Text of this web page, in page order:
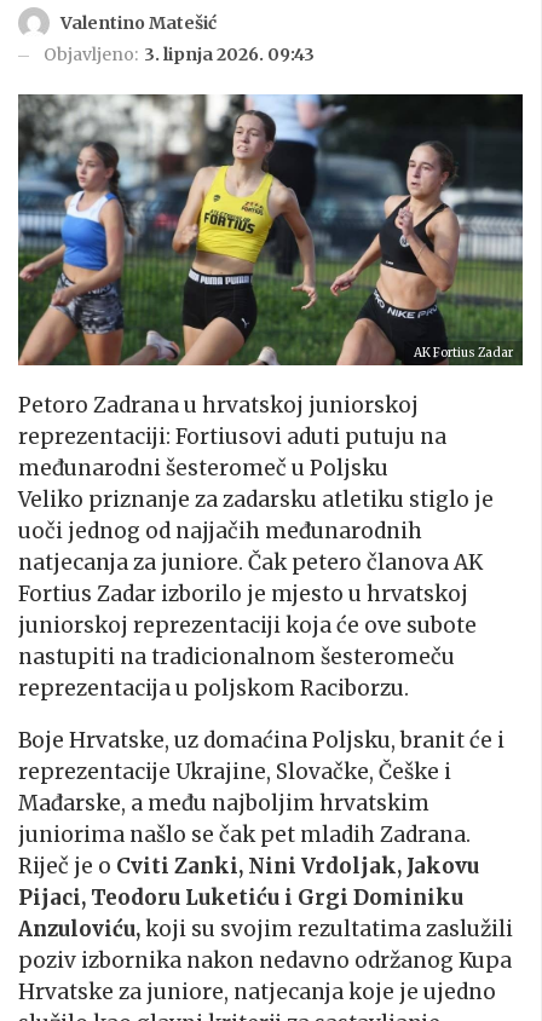
Valentino Matešić
Objavljeno: 3. lipnja 2026. 09:43
AK Fortius Zadar
Petoro Zadrana u hrvatskoj juniorskoj
reprezentaciji: Fortiusovi aduti putuju na
međunarodni šesteromeč u Poljsku
Veliko priznanje za zadarsku atletiku stiglo je
uoči jednog od najjačih međunarodnih
natjecanja za juniore. Čak petero članova AK
Fortius Zadar izborilo je mjesto u hrvatskoj
juniorskoj reprezentaciji koja će ove subote
nastupiti na tradicionalnom šesteromeču
reprezentacija u poljskom Raciborzu.
Boje Hrvatske, uz domaćina Poljsku, branit će i
reprezentacije Ukrajine, Slovačke, Češke i
Mađarske, a među najboljim hrvatskim
juniorima našlo se čak pet mladih Zadrana.
Riječ je o Cviti Zanki, Nini Vrdoljak, Jakovu
Pijaci, Teodoru Luketiću i Grgi Dominiku
Anzuloviću,koji su svojim rezultatima zaslužili
poziv izbornika nakon nedavno održanog Kupa
Hrvatske za juniore, natjecanja koje je ujedno